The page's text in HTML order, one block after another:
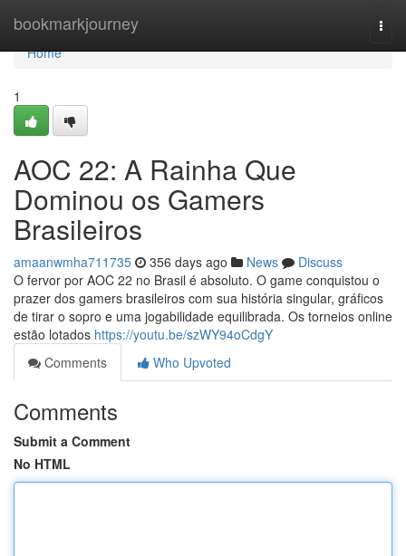
bookmarkjourney
Home
Home
1
AOC 22: A Rainha Que
Dominou os Gamers
Brasileiros
amaanwmha711735 356 days ago News
Discuss
O fervor por AOC 22 no Brasil é absoluto. O game conquistou o
prazer dos gamers brasileiros com sua história singular, gráficos
de tirar o sopro e uma jogabilidade equilibrada. Os torneios online
estão lotados https://youtu.be/szWY94oCdgY
Comments
Who Upvoted
Comments
Submit a Comment
No HTML